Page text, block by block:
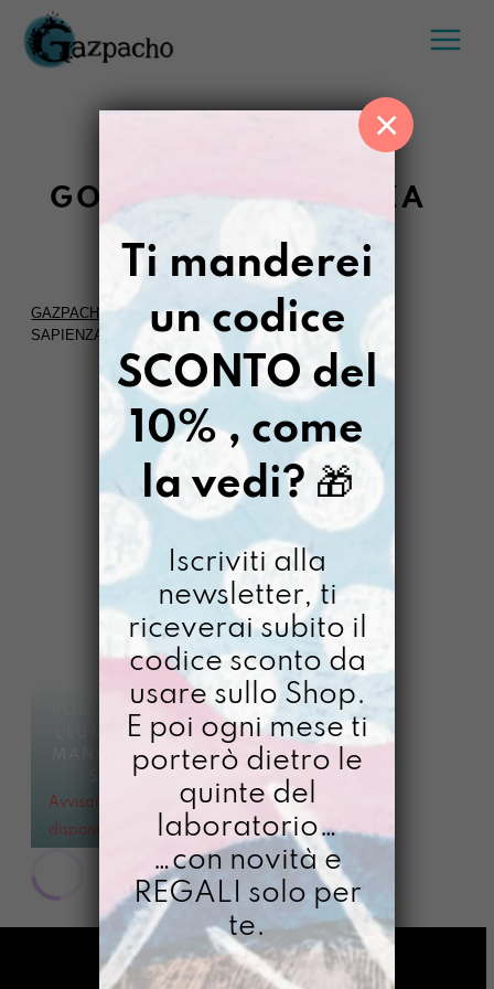
Salta
contenuto
GOLIARDA SAPIENZA
GAZPACHO > LLUMI DIPINTO A MANO>GOLIARDA
SAPIENZA
FILTRI
PORTACELLULINO
LLUMI DIPINTO A
MANO GOLIARDA
SAPIENZA
Avvisami quando
disponibile
Ti manderei
un codice
SCONTO del
10% , come
la vedi? 🎁
Iscriviti alla
newsletter, ti
riceverai subito il
codice sconto da
usare sullo Shop.
E poi ogni mese ti
porterò dietro le
quinte del
laboratorio…
…con novità e
REGALI solo per
te.
×